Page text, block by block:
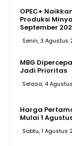
OPEC+
Produksi
September
Senin, 3 Agustus
MBG
Jadi Prioritas
Selasa, 4
Harga
Mulai 1
Sabtu, 1 Agustus